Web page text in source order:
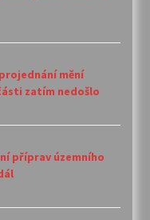
mění
zatím nedošlo
příprav územního